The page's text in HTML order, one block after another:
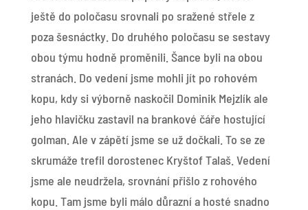
ještě do poločasu srovnali po sražené střele z
poza šesnáctky. Do druhého poločasu se sestavy
obou týmu hodně proměnili. Šance byli na obou
stranách. Do vedení jsme mohli jít po rohovém
kopu, kdy si výborně naskočil Dominik Mejzlík ale
jeho hlavičku zastavil na brankové čáře hostující
golman. Ale v zápětí jsme se už dočkali. To se ze
skrumáže trefil dorostenec Kryštof Talaš. Vedení
jsme ale neudržela, srovnání přišlo z rohového
kopu. Tam jsme byli málo důrazní a hosté snadno